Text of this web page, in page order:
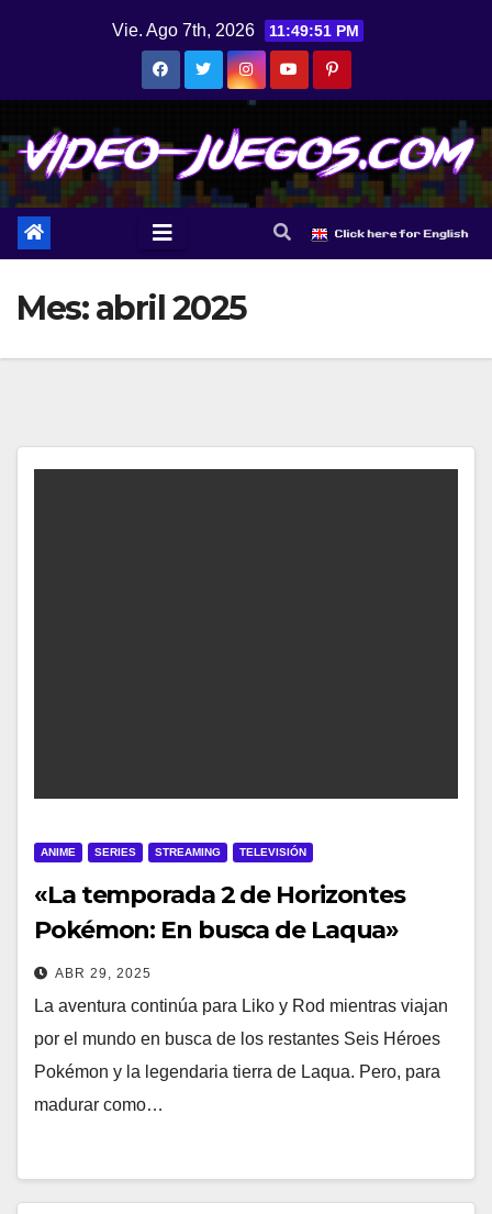
Vie. Ago 7th, 2026 11:49:51 PM
Mes:abril 2025
ANIME SERIES STREAMING TELEVISIÓN
«La temporada 2 de Horizontes
Pokémon: En busca de Laqua»
Parte 2 ya está disponible en Netflix
ABR 29, 2025
La aventura continúa para Liko y Rod mientras viajan
por el mundo en busca de los restantes Seis Héroes
Pokémon y la legendaria tierra de Laqua. Pero, para
madurar como…